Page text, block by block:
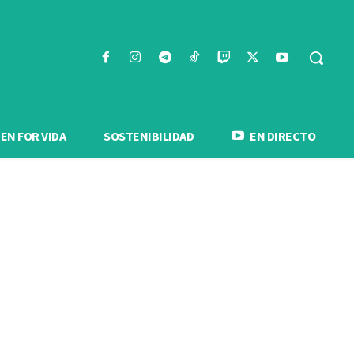
FOR VIDA SOSTENIBILIDAD EN DIRECTO